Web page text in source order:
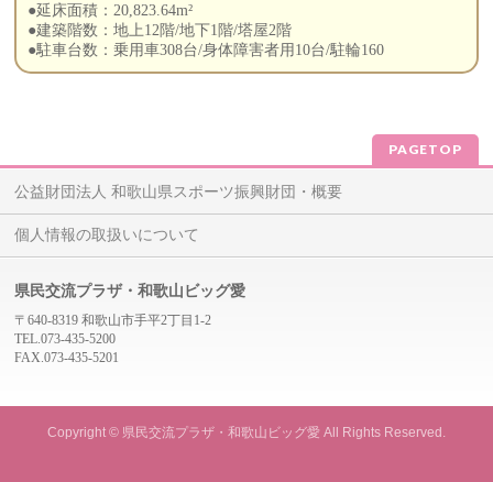
●延床面積：20,823.64m²
●建築階数：地上12階/地下1階/塔屋2階
●駐車台数：乗用車308台/身体障害者用10台/駐輪160
PAGETOP
公益財団法人 和歌山県スポーツ振興財団・概要
個人情報の取扱いについて
県民交流プラザ・和歌山ビッグ愛
〒640-8319 和歌山市手平2丁目1-2
TEL.073-435-5200
FAX.073-435-5201
Copyright © 県民交流プラザ・和歌山ビッグ愛 All Rights Reserved.